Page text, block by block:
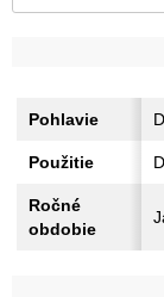
Pohlavie
Použitie
Ročné
obdobie